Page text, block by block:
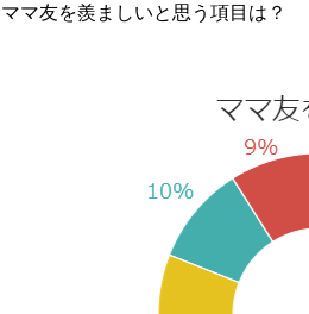
ママ友を羨ましいと思う項目は？